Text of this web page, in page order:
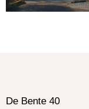
De Bente 40